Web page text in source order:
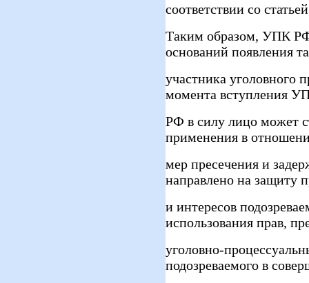
соответствии со
Таким образом, УПК
оснований появления
участника уголовного
момента вступления
РФ в силу лицо может
применения в
мер пресечения и
направлено на защиту
и интересов
использования прав,
уголовно-
подозреваемого в